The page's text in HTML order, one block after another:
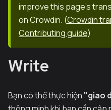
improve this page's
on Crowdin. (Crowdin
Contributing guide)
Write
Bạn có thể thực hiện "giao